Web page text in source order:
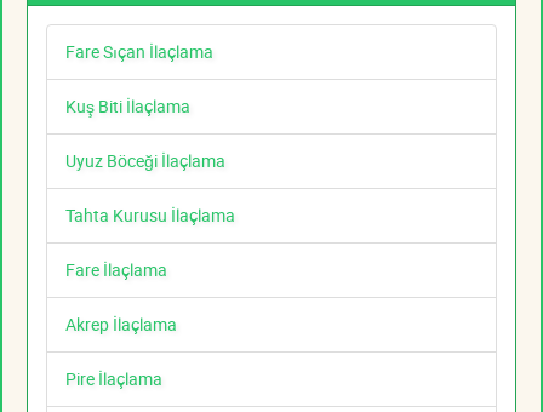
Fare Sıçan İlaçlama
Kuş Biti İlaçlama
Uyuz Böceği İlaçlama
Tahta Kurusu İlaçlama
Fare İlaçlama
Akrep İlaçlama
Pire İlaçlama